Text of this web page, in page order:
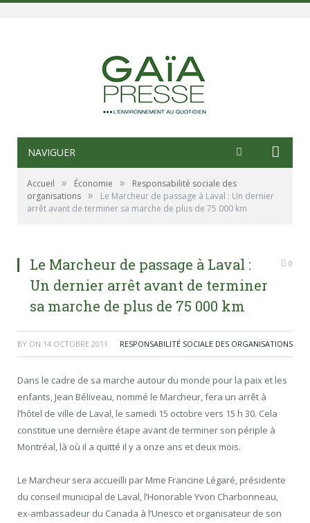
NAVIGUER
Accueil » Économie »
Responsabilité sociale des
organisations »
Le Marcheur de passage à Laval : Un dernier
arrêt avant de terminer sa marche de plus de 75 000 km
Le Marcheur de passage à Laval :
Un dernier arrêt avant de terminer
sa marche de plus de 75 000 km
0
BY ON 14 OCTOBRE 2011 RESPONSABILITÉ SOCIALE DES ORGANISATIONS
Dans le cadre de sa marche autour du monde pour la paix et les
enfants, Jean Béliveau, nommé le Marcheur, fera un arrêt à
l’hôtel de ville de Laval, le samedi 15 octobre vers 15 h 30. Cela
constitue une dernière étape avant de terminer son périple à
Montréal, là où il a quitté il y a onze ans et deux mois.
Le Marcheur sera accueilli par Mme Francine Légaré, présidente
du conseil municipal de Laval, l’Honorable Yvon Charbonneau,
ex-ambassadeur du Canada à l’Unesco et organisateur de son